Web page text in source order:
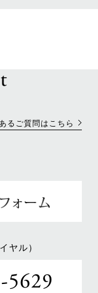
るご質問はこちら
ヤル）